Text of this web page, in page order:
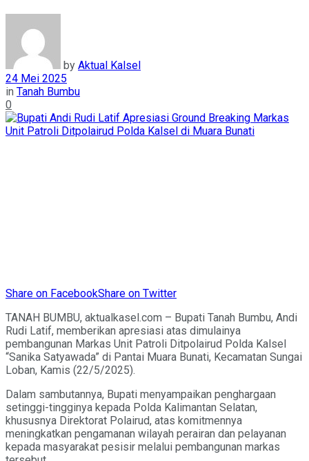
by Aktual Kalsel
24 Mei 2025
in Tanah Bumbu
0
Share on FacebookShare on Twitter
TANAH BUMBU, aktualkasel.com – Bupati Tanah Bumbu, Andi
Rudi Latif, memberikan apresiasi atas dimulainya
pembangunan Markas Unit Patroli Ditpolairud Polda Kalsel
“Sanika Satyawada” di Pantai Muara Bunati, Kecamatan Sungai
Loban, Kamis (22/5/2025).
Dalam sambutannya, Bupati menyampaikan penghargaan
setinggi-tingginya kepada Polda Kalimantan Selatan,
khususnya Direktorat Polairud, atas komitmennya
meningkatkan pengamanan wilayah perairan dan pelayanan
kepada masyarakat pesisir melalui pembangunan markas